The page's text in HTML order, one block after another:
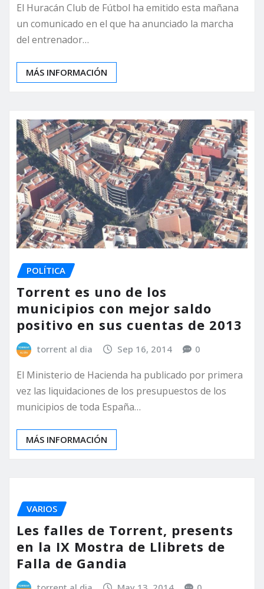
El Huracán Club de Fútbol ha emitido esta mañana
un comunicado en el que ha anunciado la marcha
del entrenador…
MÁS INFORMACIÓN
POLÍTICA
Torrent es uno de los
municipios con mejor saldo
positivo en sus cuentas de 2013
torrent al dia Sep 16, 2014 0
El Ministerio de Hacienda ha publicado por primera
vez las liquidaciones de los presupuestos de los
municipios de toda España…
MÁS INFORMACIÓN
VARIOS
Les falles de Torrent, presents
en la IX Mostra de Llibrets de
Falla de Gandia